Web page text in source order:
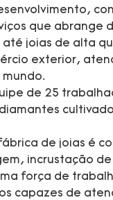
que abrange
até joias de alta
exterior,
de 25
de joias é
incrustação
força de
capazes de